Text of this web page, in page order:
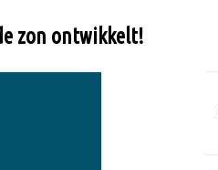
zon ontwikkelt!